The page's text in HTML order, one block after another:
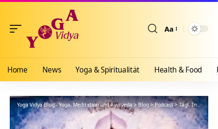
Aa
Home News Yoga & Spiritualität Health & Food
Yoga Vidya Blog - Yoga, Meditation und Ayurveda>Blog>Podcast>Tägl. Inspiration